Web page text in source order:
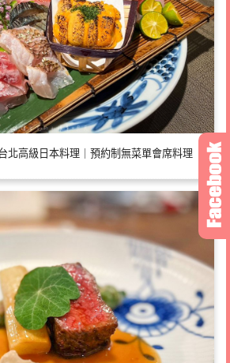
北高級日本料理｜預約制無菜單會席料理